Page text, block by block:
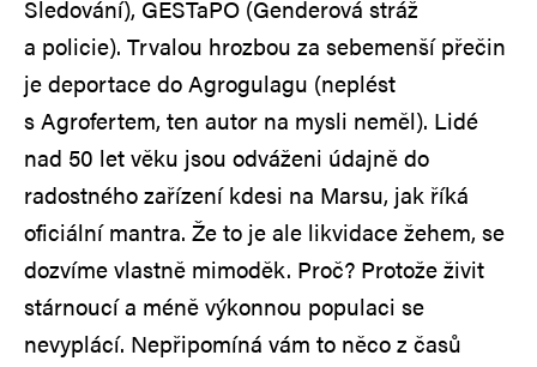
Sledování), GESTaPO (Genderová stráž
a policie). Trvalou hrozbou za sebemenší přečin
je deportace do Agrogulagu (neplést
s Agrofertem, ten autor na mysli neměl). Lidé
nad 50 let věku jsou odváženi údajně do
radostného zařízení kdesi na Marsu, jak říká
oficiální mantra. Že to je ale likvidace žehem, se
dozvíme vlastně mimoděk. Proč? Protože živit
stárnoucí a méně výkonnou populaci se
nevyplácí. Nepřipomíná vám to něco z časů